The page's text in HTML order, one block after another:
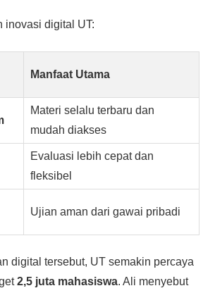
inovasi digital UT:
Manfaat Utama
Materi selalu terbaru dan
mudah diakses
Evaluasi lebih cepat dan
fleksibel
Ujian aman dari gawai pribadi
digital tersebut, UT semakin percaya
2,5 juta mahasiswa. Ali menyebut